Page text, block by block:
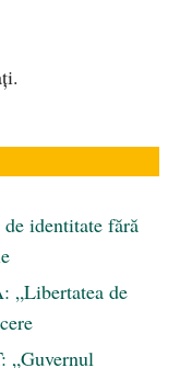
identitate fără
„Libertatea de
„Guvernul